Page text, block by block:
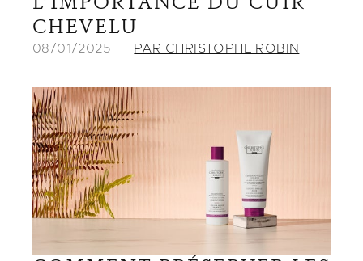
CHEVELU
08/01/2025 PAR CHRISTOPHE ROBIN